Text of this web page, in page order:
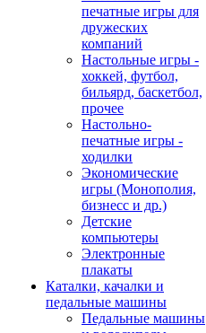
печатные игры для
дружеских
компаний
Настольные игры -
хоккей, футбол,
бильярд, баскетбол,
прочее
Настольно-
печатные игры -
ходилки
Экономические
игры (Монополия,
бизнесс и др.)
Детские
компьютеры
Электронные
плакаты
Каталки, качалки и
педальные машины
Педальные машины